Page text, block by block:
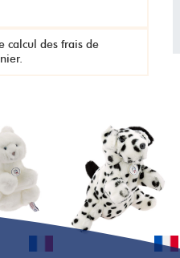
calcul des frais de